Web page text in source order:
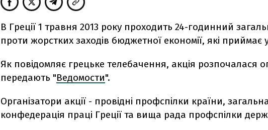
В Греції 1 травня 2013 року проходить 24-годинний
проти жорстких заходів бюджетної економії, які приймає
Як повідомляє грецьке телебачення, акція розпочалася
передають "Ведомости".
Організатори акції - провідні профспілки країни,
конфедерація праці Греції та вища рада профспілки